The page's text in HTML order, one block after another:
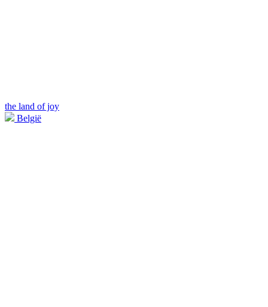
the land of joy
België